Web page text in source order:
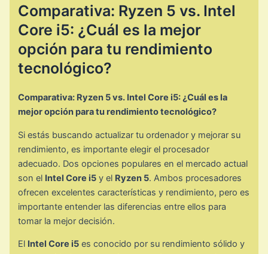
Comparativa: Ryzen 5 vs. Intel
Core i5: ¿Cuál es la mejor
opción para tu rendimiento
tecnológico?
Comparativa: Ryzen 5 vs. Intel Core i5: ¿Cuál es la
mejor opción para tu rendimiento tecnológico?
Si estás buscando actualizar tu ordenador y mejorar su
rendimiento, es importante elegir el procesador
adecuado. Dos opciones populares en el mercado actual
son el Intel Core i5 y el Ryzen 5. Ambos procesadores
ofrecen excelentes características y rendimiento, pero es
importante entender las diferencias entre ellos para
tomar la mejor decisión.
El Intel Core i5 es conocido por su rendimiento sólido y